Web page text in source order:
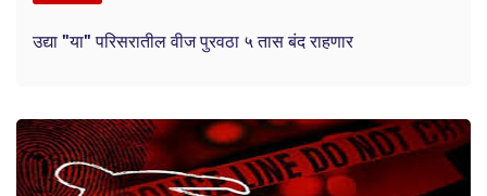
उद्या "या" परिसरातील वीज पुरवठा ५ तास बंद राहणार